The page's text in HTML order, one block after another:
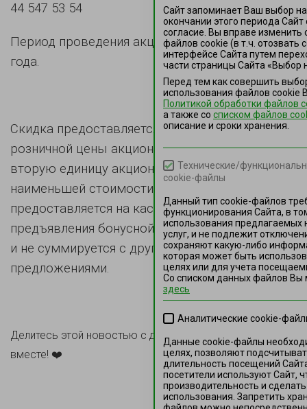
44 547 53 54
Период проведения акции: с 1 по 31 июля 2025
года.
Скидка предоставляется в размере 30% от
розничной цены акционного товара на каждую
вторую единицу акционного товара
наименьшей стоимости в чеке. Скидка
предоставляется на кассе без необходимости
предъявления бонусной карты «GREENКАРТА»,
и не суммируется с другими акционными
предложениями.
Делитесь этой новостью с друзьями и наслаждайтесь
вместе! ❤️
Сайт запоминает Ваш выбор
окончании этого периода
согласие. Вы вправе изменить
файлов сookie (в т.ч. отозвать
интерфейсе Сайта путем
части страницы Сайта «Выбор
Перед тем как совершить
использования файлов сookie
Политикой обработки файлов
а также co списком файлов
описание и сроки хранения.
Технические/
cookie-файлы
Данный тип cookie-файлов
функционирования Сайта, в
использования предлагаемых
услуг, и не подлежит
сохраняют какую-либо
которая может быть
целях или для учета
Со списком данных файлов Вы
здесь
Аналитические cookie-
Данные cookie-файлы
целях, позволяют
длительность посещений
посетители используют Сайт,
производительность и
использования. Запретить